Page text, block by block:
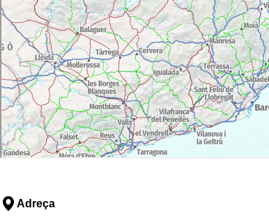
Adreça